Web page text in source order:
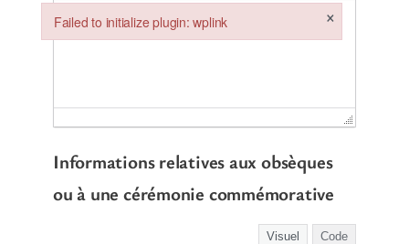
Informations relatives aux obsèques
ou à une cérémonie commémorative
Visuel Code
Failed to initialize plugin: wplink ×
Failed to initialize plugin: wplink